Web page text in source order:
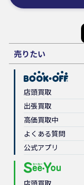
売りたい
店頭買取
出張買取
高価買取中
よくある質問
公式アプリ